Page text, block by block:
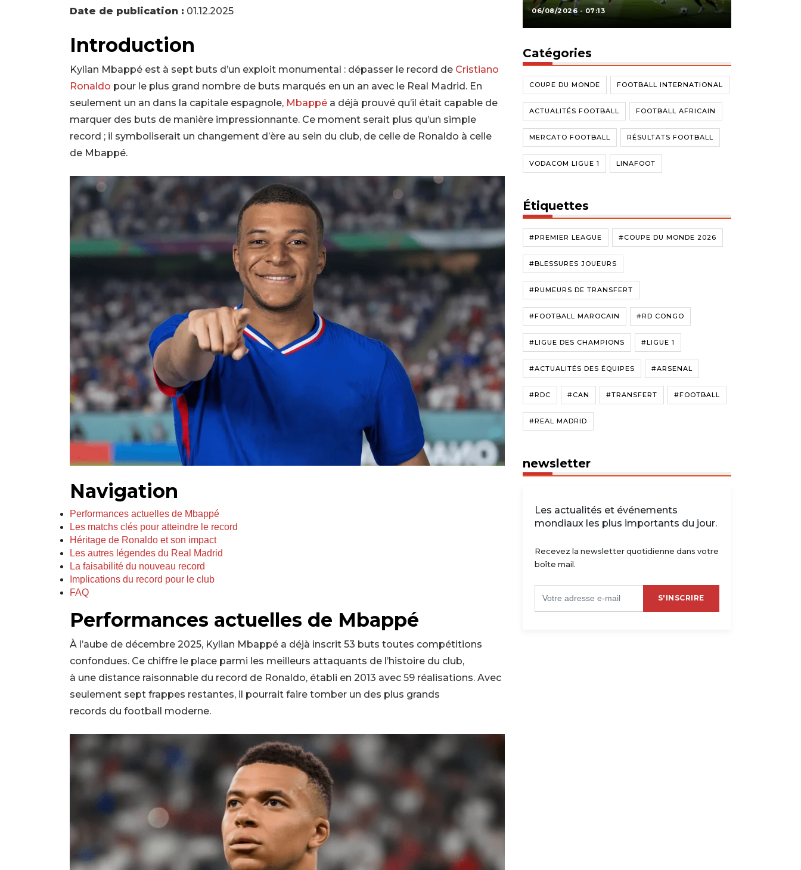
Date de publication : 01.12.2025
Introduction
Kylian Mbappé est à sept buts d’un exploit monumental : dépasser le record de Cristiano
Ronaldo pour le plus grand nombre de buts marqués en un an avec le Real Madrid. En
seulement un an dans la capitale espagnole, Mbappé a déjà prouvé qu’il était capable de
marquer des buts de manière impressionnante. Ce moment serait plus qu’un simple
record ; il symboliserait un changement d’ère au sein du club, de celle de Ronaldo à celle
de Mbappé.
Navigation
Performances actuelles de Mbappé
Les matchs clés pour atteindre le record
Héritage de Ronaldo et son impact
Les autres légendes du Real Madrid
La faisabilité du nouveau record
Implications du record pour le club
FAQ
Performances actuelles de Mbappé
À l’aube de décembre 2025, Kylian Mbappé a déjà inscrit 53 buts toutes compétitions
confondues. Ce chiffre le place parmi les meilleurs attaquants de l’histoire du club,
à une distance raisonnable du record de Ronaldo, établi en 2013 avec 59 réalisations. Avec
seulement sept frappes restantes, il pourrait faire tomber un des plus grands
records du football moderne.
06/08/2026 - 07:13
Catégories
COUPE DU MONDE FOOTBALL INTERNATIONAL
ACTUALITÉS FOOTBALL FOOTBALL AFRICAIN
MERCATO FOOTBALL RÉSULTATS FOOTBALL
VODACOM LIGUE 1 LINAFOOT
Étiquettes
#PREMIER LEAGUE #COUPE DU MONDE 2026
#BLESSURES JOUEURS
#RUMEURS DE TRANSFERT
#FOOTBALL MAROCAIN #RD CONGO
#LIGUE DES CHAMPIONS #LIGUE 1
#ACTUALITÉS DES ÉQUIPES #ARSENAL
#RDC #CAN #TRANSFERT #FOOTBALL
#REAL MADRID
newsletter
Les actualités et événements
mondiaux les plus importants du jour.
Recevez la newsletter quotidienne dans votre
boîte mail.
S'INSCRIRE